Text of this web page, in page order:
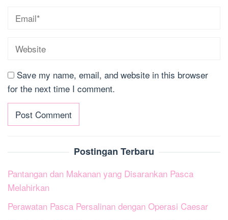
Save my name, email, and website in this browser
for the next time I comment.
Postingan Terbaru
Pantangan dan Makanan yang Disarankan Pasca
Melahirkan
Perawatan Pasca Persalinan dengan Operasi Caesar